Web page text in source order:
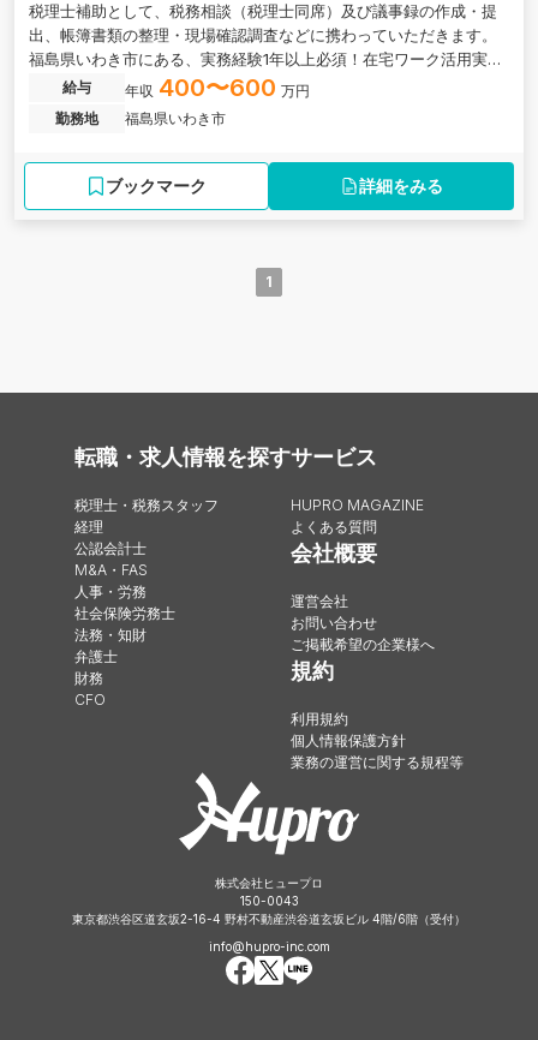
税理士補助として、税務相談（税理士同席）及び議事録の作成・提
出、帳簿書類の整理・現場確認調査などに携わっていただきます。
福島県いわき市にある、実務経験1年以上必須！在宅ワーク活用実績
あり、自由な働き方ができる税理士法人の求人です。
給与 年収 400〜600 万円
勤務地
福島県いわき市
ブックマーク 詳細をみる
1
転職・求人情報を探す
税理士・税務スタッフ
経理
公認会計士
M&A・FAS
人事・労務
社会保険労務士
法務・知財
弁護士
財務
CFO
サービス
HUPRO MAGAZINE
よくある質問
会社概要
運営会社
お問い合わせ
ご掲載希望の企業様へ
規約
利用規約
個人情報保護方針
業務の運営に関する規程等
株式会社ヒュープロ
150-0043
東京都渋谷区道玄坂2-16-4 野村不動産渋谷道玄坂ビル 4階/6階（受付）
info@hupro-inc.com